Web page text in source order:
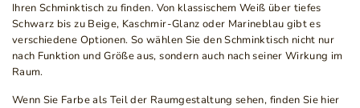
Ihren Schminktisch zu finden. Von klassischem Weiß über tiefes
Schwarz bis zu Beige, Kaschmir-Glanz oder Marineblau gibt es
verschiedene Optionen. So wählen Sie den Schminktisch nicht nur
nach Funktion und Größe aus, sondern auch nach seiner Wirkung im
Raum.
Wenn Sie Farbe als Teil der Raumgestaltung sehen, finden Sie hier